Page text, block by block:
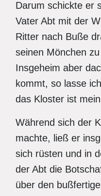
Darum schickte er
Vater Abt mit der
Ritter nach Buße
seinen Mönchen
Insgeheim aber
kommt, so lasse
das Kloster ist
Während sich der
machte, ließ er
sich rüsten und in
der Abt die
über den